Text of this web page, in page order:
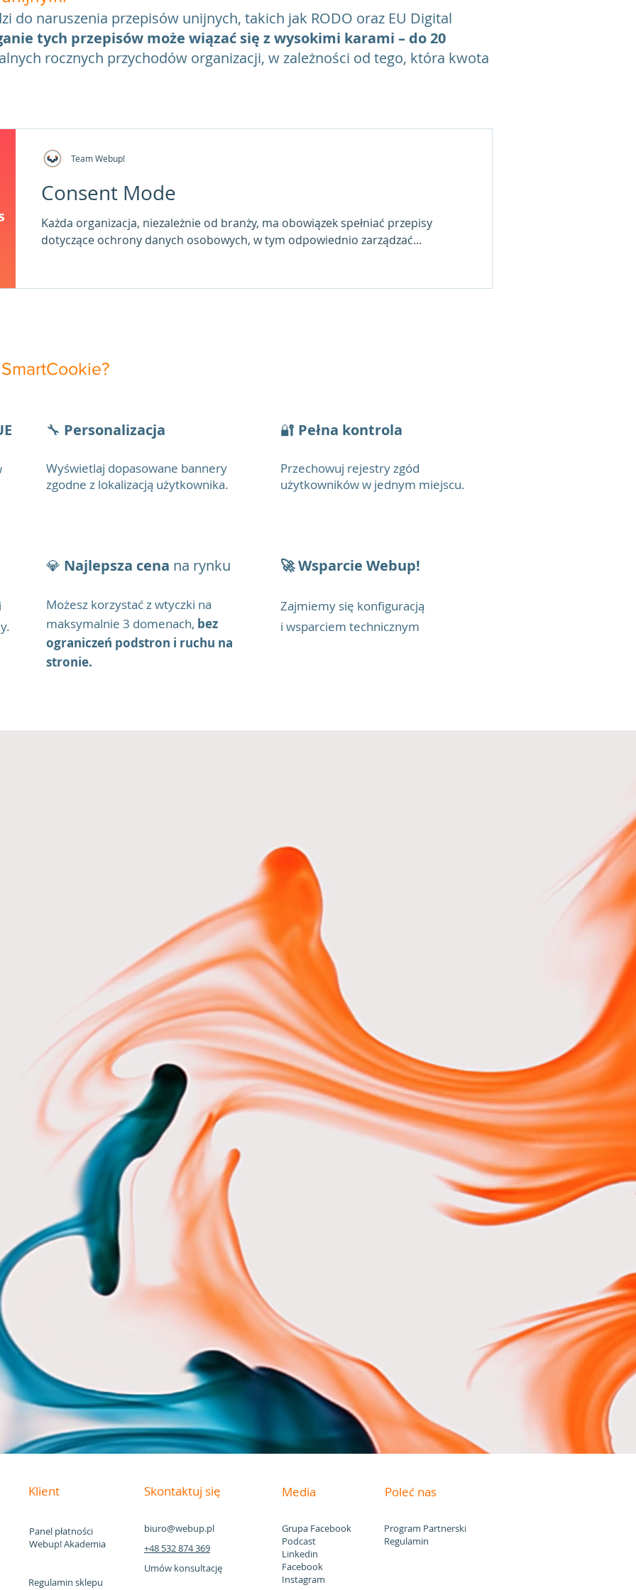
do naruszenia przepisów unijnych, takich jak RODO oraz EU Digital
tych przepisów może wiązać się z wysokimi karami – do 20
rocznych przychodów organizacji, w zależności od tego, która kwota
Consent Mode
Każda organizacja, niezależnie od branży, ma obowiązek spełniać przepisy
dotyczące ochrony danych osobowych, w tym odpowiednio zarządzać...
Team Webup!
🔧 Personalizacja
Wyświetlaj dopasowane bannery
zgodne z lokalizacją użytkownika.
💎 Najlepsza cena na rynku
Możesz korzystać z wtyczki na
maksymalnie 3 domenach, bez
ograniczeń podstron i ruchu na
stronie.
🔐 Pełna kontrola
Przechowuj rejestry zgód
użytkowników w jednym miejscu.
🚀 Wsparcie Webup!
Zajmiemy się konfiguracją
i wsparciem technicznym
lub 1300 zł brutto/ rok
Szczegóły
kupujęw opłacie rocznej
Google Workspace dla nonprofit
Zyskaj darmowy dostęp do płatnej wersji Google
Workspace: 100 TB przestrzeni dyskowej na dane, poczta
e-mail we własnej domenie, Google Meet bez limitu
czasowego na spotkania, moduł rezerwacji spotkań, i
wiele innych!Oferujemy: pomoc w aplikacji o zniżkę do
Google, konfigurację systemu, kompleksowe wsparcie
techniczne.
przedłużanie domen
zakup domeny lub przedłużanie domen (do 3
domen)
certyfikat SSL
darmowa implementacja i przedłużanie
SmartCookie
zautomatyzowane narzędzie do zarządzania zgodami
cookie zgodnych z przepisami o consent mode
Narzędzie do płatności internetowych
Szybkie płatności online – karty, Apple Pay, Google Pay,
Payment Links – linki do darowizn bez integracji,
do udostępniania wszędzie.
automatyczne, comiesięczne wsparcie od
darczyńców.
Bezpieczeństwo i automatyzacja –
zgodność z regulacjami, łatwa integracja z CRM.
Dodatkowo:
50 zł brutto/ msc
strona internetowa
stworzenie i utrzymanie
Klient
Panel płatności
Webup! Akademia
Skontaktuj się
biuro@webup.pl
+48 532 874 369
Umów konsultację
Regulamin sklepu
Media
Grupa Facebook
Podcast
Linkedin
Facebook
Instagram
Poleć nas
Program Partnerski
Regulamin